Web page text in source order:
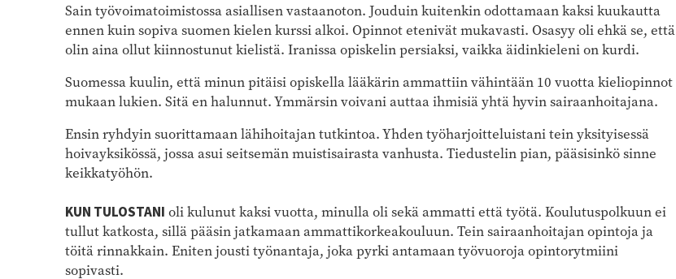
Sain työvoimatoimistossa asiallisen vastaanoton. Jouduin kuitenkin odottamaan kaksi kuukautta
ennen kuin sopiva suomen kielen kurssi alkoi. Opinnot etenivät mukavasti. Osasyy oli ehkä se, että
olin aina ollut kiinnostunut kielistä. Iranissa opiskelin persiaksi, vaikka äidinkieleni on kurdi.
Suomessa kuulin, että minun pitäisi opiskella lääkärin ammattiin vähintään 10 vuotta kieliopinnot
mukaan lukien. Sitä en halunnut. Ymmärsin voivani ­auttaa ihmisiä yhtä hyvin sairaanhoitajana.
Ensin ryhdyin suorittamaan lähihoitajan tutkintoa. Yhden työharjoitteluistani tein yksityisessä
hoivayksikössä, jossa asui seitsemän muistisairasta vanhusta. Tiedustelin pian, pääsisinkö sinne
keikkatyöhön.
KUN TULOSTANI oli kulunut kaksi vuotta, minulla oli sekä ammatti että työtä. Koulutuspolkuun ei
tullut katkosta, sillä pääsin jatkamaan ammattikorkeakouluun. Tein sairaanhoitajan opintoja ja
töitä rinnakkain. Eniten jousti työnantaja, joka pyrki antamaan työvuoroja opintorytmiini
sopivasti.